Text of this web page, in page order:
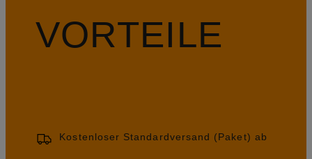
VORTEILE
Kostenloser Standardversand (Paket) ab